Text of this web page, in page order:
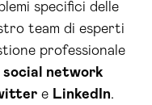
specifici delle
team di esperti
professionale
social network
e LinkedIn.